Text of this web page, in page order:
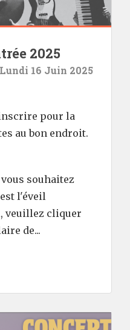
2025
Lundi 16 Juin 2025
pour la
au bon endroit.
souhaitez
l'éveil
veuillez cliquer
de...